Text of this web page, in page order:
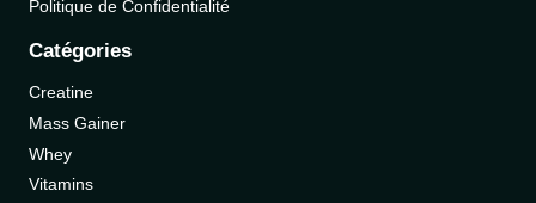
Politique de Confidentialité
Catégories
Creatine
Mass Gainer
Whey
Vitamins